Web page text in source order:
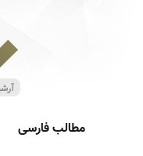
مطالب فارسی